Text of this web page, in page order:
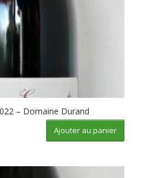
– Domaine Durand
Ajouter au panier